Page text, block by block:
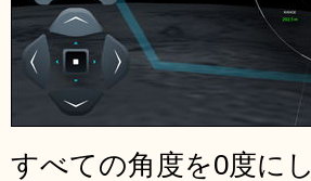
すべての角度を0度に